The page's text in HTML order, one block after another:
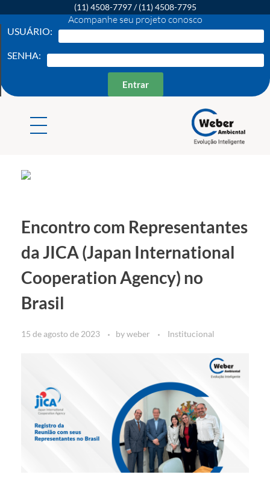
(11) 4508-7797/(11) 4508-7795
Acompanhe seu projeto conosco
USUÁRIO:
SENHA:
Entrar
Encontro com Representantes
da JICA (Japan International
Cooperation Agency) no
Brasil
15 de agosto de 2023 byweber Institucional